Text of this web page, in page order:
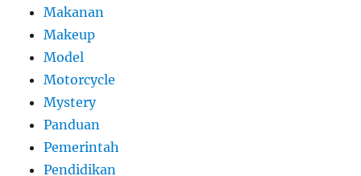
Makanan
Makeup
Model
Motorcycle
Mystery
Panduan
Pemerintah
Pendidikan